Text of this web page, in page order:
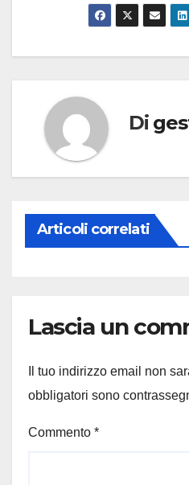
Di
Articoli correlati
Lascia un
Il tuo indirizzo email non
obbligatori sono
Commento *